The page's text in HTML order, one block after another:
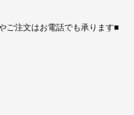
ご注文はお電話でも承ります■